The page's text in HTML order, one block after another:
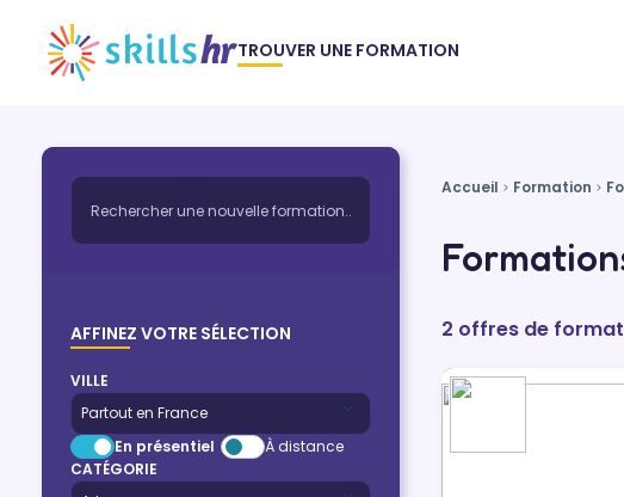
TROUVER UNE FORMATION
AFFINEZ VOTRE SÉLECTION
VILLE
En présentiel
À distance
CATÉGORIE
Accueil Formation
2 offres de